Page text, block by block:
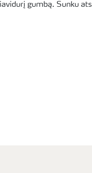
gumbą. Sunku